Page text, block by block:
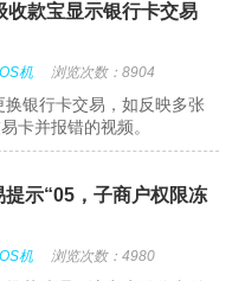
收款宝显示银行卡交易
机 浏览次数：8904
银行卡交易，如反映多张
卡并报错的视频。
提示“05，子商户权限冻
机 浏览次数：4980